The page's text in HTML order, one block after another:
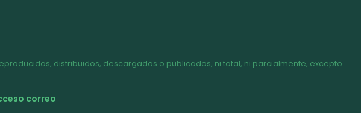
distribuidos, descargados o publicados, ni total, ni parcialmente, excepto
correo